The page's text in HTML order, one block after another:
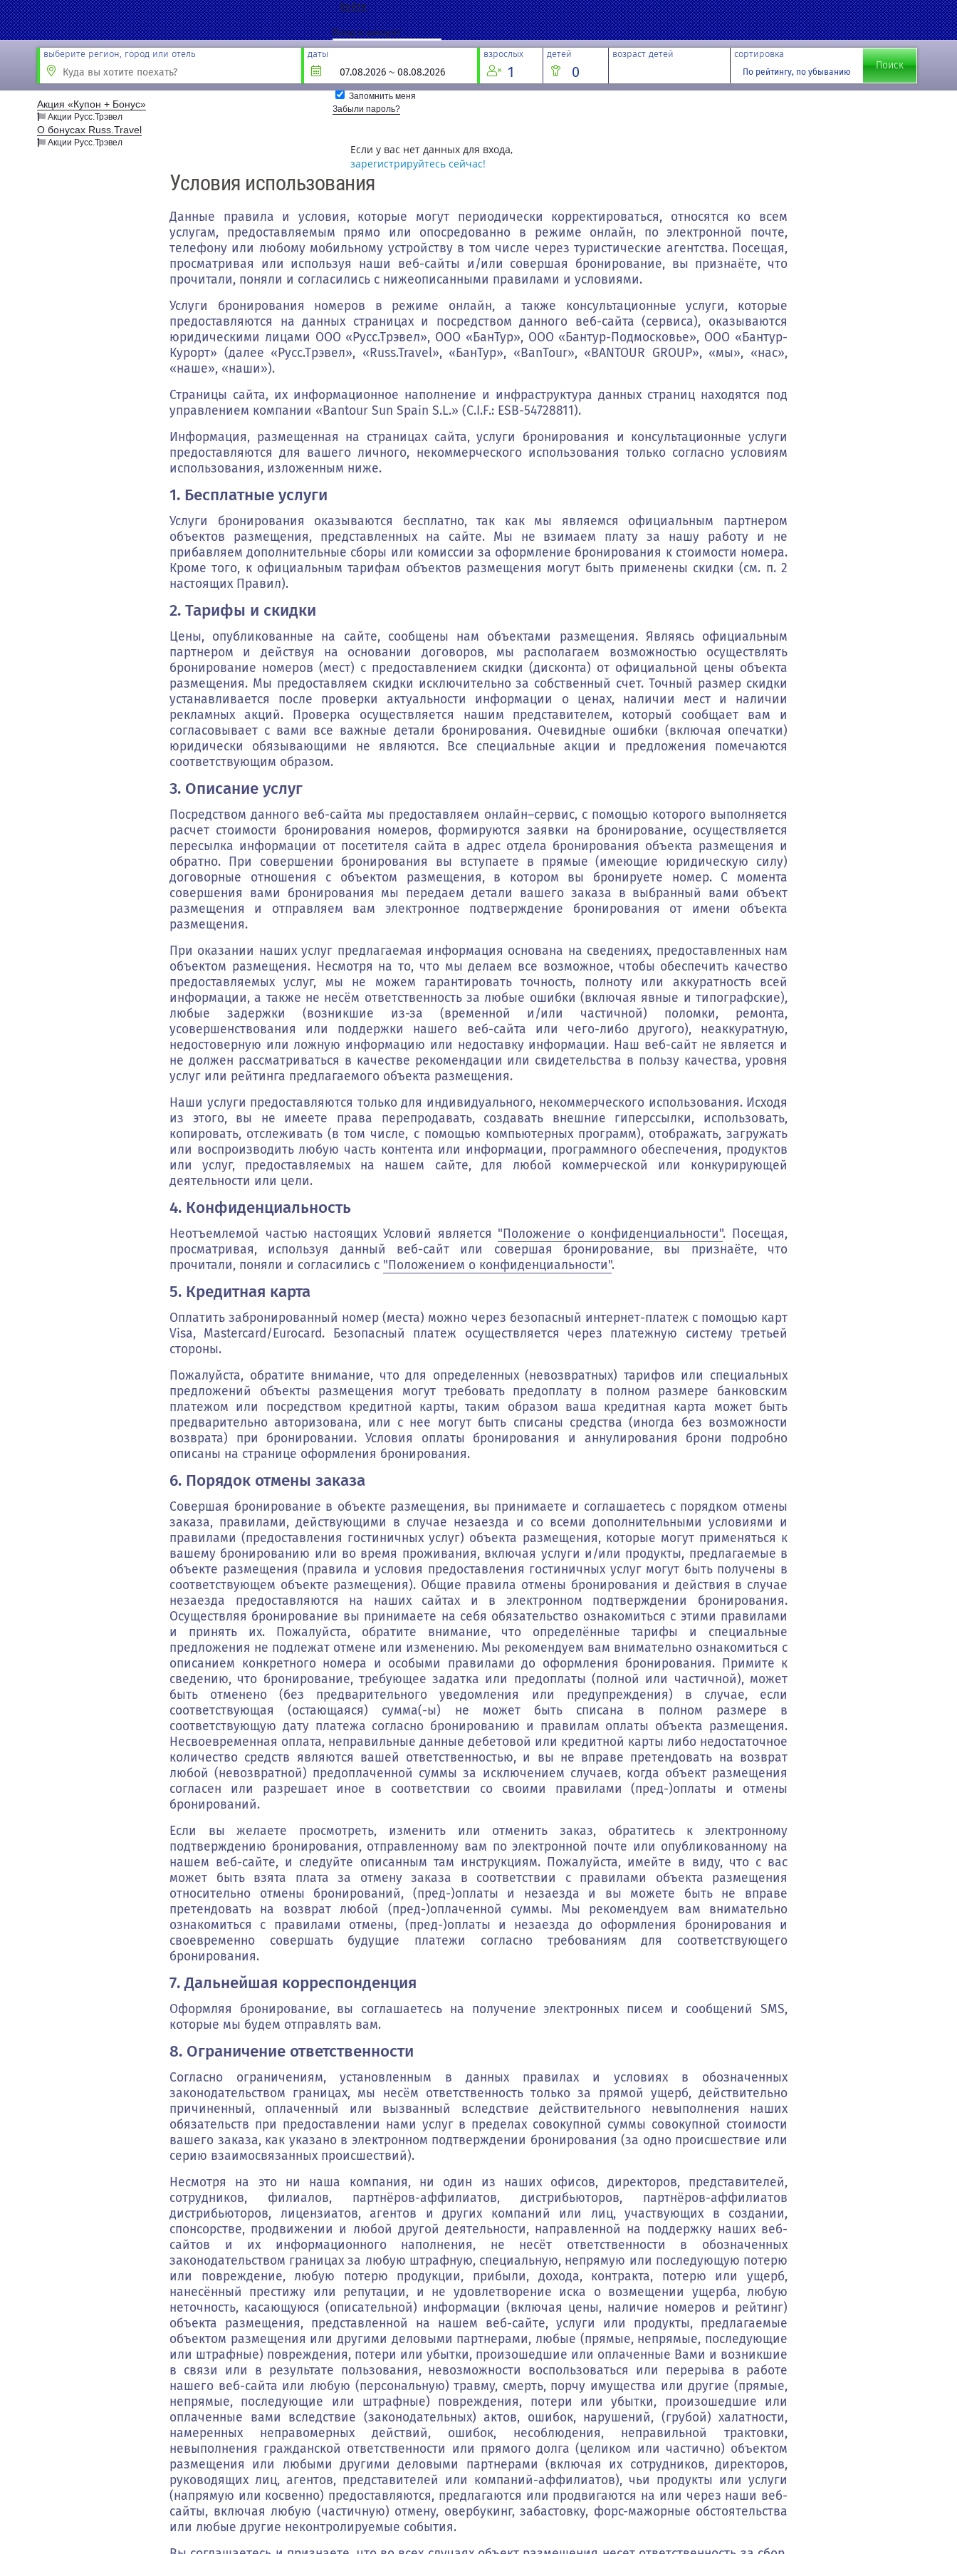
Направление
Партнёрам
Войти
Вход в аккаунт
Запомнить меня
Забыли пароль?
Если у вас нет данных для входа,
зарегистрируйтесь сейчас!
Регистрация
Восстановление пароля
Введите адрес электронной почты, указанный в параметрах вашей учетной записи. На этот адрес будет отправлено сообщение, содержащее
код подтверждения. После его получения вы сможете ввести новый пароль для вашей учетной записи.
Отправить
выберите регион, город или отель даты взрослых
1
детей
0
возраст детей сортировка
По рейтингу, по убыванию
Акция «Купон + Бонус»
Акции Русс.Трэвел
О бонусах Russ.Travel
Акции Русс.Трэвел
Условия использования
Данные правила и условия, которые могут периодически корректироваться, относятся ко всем
услугам, предоставляемым прямо или опосредованно в режиме онлайн, по электронной почте,
телефону или любому мобильному устройству в том числе через туристические агентства. Посещая,
просматривая или используя наши веб-сайты и/или совершая бронирование, вы признаёте, что
прочитали, поняли и согласились с нижеописанными правилами и условиями.
Услуги бронирования номеров в режиме онлайн, а также консультационные услуги, которые
предоставляются на данных страницах и посредством данного веб-сайта (сервиса), оказываются
юридическими лицами ООО «Русс.Трэвел», ООО «БанТур», ООО «Бантур-Подмосковье», ООО «Бантур-
Курорт» (далее «Русс.Трэвел», «Russ.Travel», «БанТур», «BanTour», «BANTOUR GROUP», «мы», «нас»,
«наше», «наши»).
Страницы сайта, их информационное наполнение и инфраструктура данных страниц находятся под
управлением компании «Bantour Sun Spain S.L.» (C.I.F.: ESB-54728811).
Информация, размещенная на страницах сайта, услуги бронирования и консультационные услуги
предоставляются для вашего личного, некоммерческого использования только согласно условиям
использования, изложенным ниже.
1. Бесплатные услуги
Услуги бронирования оказываются бесплатно, так как мы являемся официальным партнером
объектов размещения, представленных на сайте. Мы не взимаем плату за нашу работу и не
прибавляем дополнительные сборы или комиссии за оформление бронирования к стоимости номера.
Кроме того, к официальным тарифам объектов размещения могут быть применены скидки (см. п. 2
настоящих Правил).
2. Тарифы и скидки
Цены, опубликованные на сайте, сообщены нам объектами размещения. Являясь официальным
партнером и действуя на основании договоров, мы располагаем возможностью осуществлять
бронирование номеров (мест) с предоставлением скидки (дисконта) от официальной цены объекта
размещения. Мы предоставляем скидки исключительно за собственный счет. Точный размер скидки
устанавливается после проверки актуальности информации о ценах, наличии мест и наличии
рекламных акций. Проверка осуществляется нашим представителем, который сообщает вам и
согласовывает с вами все важные детали бронирования. Очевидные ошибки (включая опечатки)
юридически обязывающими не являются. Все специальные акции и предложения помечаются
соответствующим образом.
3. Описание услуг
Посредством данного веб-сайта мы предоставляем онлайн–сервис, с помощью которого выполняется
расчет стоимости бронирования номеров, формируются заявки на бронирование, осуществляется
пересылка информации от посетителя сайта в адрес отдела бронирования объекта размещения и
обратно. При совершении бронирования вы вступаете в прямые (имеющие юридическую силу)
договорные отношения с объектом размещения, в котором вы бронируете номер. С момента
совершения вами бронирования мы передаем детали вашего заказа в выбранный вами объект
размещения и отправляем вам электронное подтверждение бронирования от имени объекта
размещения.
При оказании наших услуг предлагаемая информация основана на сведениях, предоставленных нам
объектом размещения. Несмотря на то, что мы делаем все возможное, чтобы обеспечить качество
предоставляемых услуг, мы не можем гарантировать точность, полноту или аккуратность всей
информации, а также не несём ответственность за любые ошибки (включая явные и типографские),
любые задержки (возникшие из-за (временной и/или частичной) поломки, ремонта,
усовершенствования или поддержки нашего веб-сайта или чего-либо другого), неаккуратную,
недостоверную или ложную информацию или недоставку информации. Наш веб-сайт не является и
не должен рассматриваться в качестве рекомендации или свидетельства в пользу качества, уровня
услуг или рейтинга предлагаемого объекта размещения.
Наши услуги предоставляются только для индивидуального, некоммерческого использования. Исходя
из этого, вы не имеете права перепродавать, создавать внешние гиперссылки, использовать,
копировать, отслеживать (в том числе, с помощью компьютерных программ), отображать, загружать
или воспроизводить любую часть контента или информации, программного обеспечения, продуктов
или услуг, предоставляемых на нашем сайте, для любой коммерческой или конкурирующей
деятельности или цели.
4. Конфиденциальность
Неотъемлемой частью настоящих Условий является "Положение о конфиденциальности". Посещая,
просматривая, используя данный веб-сайт или совершая бронирование, вы признаёте, что
прочитали, поняли и согласились с "Положением о конфиденциальности".
5. Кредитная карта
Оплатить забронированный номер (места) можно через безопасный интернет-платеж с помощью карт
Visa, Mastercard/Eurocard. Безопасный платеж осуществляется через платежную систему третьей
стороны.
Пожалуйста, обратите внимание, что для определенных (невозвратных) тарифов или специальных
предложений объекты размещения могут требовать предоплату в полном размере банковским
платежом или посредством кредитной карты, таким образом ваша кредитная карта может быть
предварительно авторизована, или с нее могут быть списаны средства (иногда без возможности
возврата) при бронировании. Условия оплаты бронирования и аннулирования брони подробно
описаны на странице оформления бронирования.
6. Порядок отмены заказа
Совершая бронирование в объекте размещения, вы принимаете и соглашаетесь с порядком отмены
заказа, правилами, действующими в случае незаезда и со всеми дополнительными условиями и
правилами (предоставления гостиничных услуг) объекта размещения, которые могут применяться к
вашему бронированию или во время проживания, включая услуги и/или продукты, предлагаемые в
объекте размещения (правила и условия предоставления гостиничных услуг могут быть получены в
соответствующем объекте размещения). Общие правила отмены бронирования и действия в случае
незаезда предоставляются на наших сайтах и в электронном подтверждении бронирования.
Осуществляя бронирование вы принимаете на себя обязательство ознакомиться с этими правилами
и принять их. Пожалуйста, обратите внимание, что определённые тарифы и специальные
предложения не подлежат отмене или изменению. Мы рекомендуем вам внимательно ознакомиться с
описанием конкретного номера и особыми правилами до оформления бронирования. Примите к
сведению, что бронирование, требующее задатка или предоплаты (полной или частичной), может
быть отменено (без предварительного уведомления или предупреждения) в случае, если
соответствующая (остающаяся) сумма(-ы) не может быть списана в полном размере в
соответствующую дату платежа согласно бронированию и правилам оплаты объекта размещения.
Несвоевременная оплата, неправильные данные дебетовой или кредитной карты либо недостаточное
количество средств являются вашей ответственностью, и вы не вправе претендовать на возврат
любой (невозвратной) предоплаченной суммы за исключением случаев, когда объект размещения
согласен или разрешает иное в соответствии со своими правилами (пред-)оплаты и отмены
бронирований.
Если вы желаете просмотреть, изменить или отменить заказ, обратитесь к электронному
подтверждению бронирования, отправленному вам по электронной почте или опубликованному на
нашем веб-сайте, и следуйте описанным там инструкциям. Пожалуйста, имейте в виду, что с вас
может быть взята плата за отмену заказа в соответствии с правилами объекта размещения
относительно отмены бронирований, (пред-)оплаты и незаезда и вы можете быть не вправе
претендовать на возврат любой (пред-)оплаченной суммы. Мы рекомендуем вам внимательно
ознакомиться с правилами отмены, (пред-)оплаты и незаезда до оформления бронирования и
своевременно совершать будущие платежи согласно требованиям для соответствующего
бронирования.
7. Дальнейшая корреспонденция
Оформляя бронирование, вы соглашаетесь на получение электронных писем и сообщений SMS,
которые мы будем отправлять вам.
8. Ограничение ответственности
Согласно ограничениям, установленным в данных правилах и условиях в обозначенных
законодательством границах, мы несём ответственность только за прямой ущерб, действительно
причиненный, оплаченный или вызванный вследствие действительного невыполнения наших
обязательств при предоставлении нами услуг в пределах совокупной суммы совокупной стоимости
вашего заказа, как указано в электронном подтверждении бронирования (за одно происшествие или
серию взаимосвязанных происшествий).
Несмотря на это ни наша компания, ни один из наших офисов, директоров, представителей,
сотрудников, филиалов, партнёров-аффилиатов, дистрибьюторов, партнёров-аффилиатов
дистрибьюторов, лицензиатов, агентов и других компаний или лиц, участвующих в создании,
спонсорстве, продвижении и любой другой деятельности, направленной на поддержку наших веб-
сайтов и их информационного наполнения, не несёт ответственности в обозначенных
законодательством границах за любую штрафную, специальную, непрямую или последующую потерю
или повреждение, любую потерю продукции, прибыли, дохода, контракта, потерю или ущерб,
нанесённый престижу или репутации, и не удовлетворение иска о возмещении ущерба, любую
неточность, касающуюся (описательной) информации (включая цены, наличие номеров и рейтинг)
объекта размещения, представленной на нашем веб-сайте, услуги или продукты, предлагаемые
объектом размещения или другими деловыми партнерами, любые (прямые, непрямые, последующие
или штрафные) повреждения, потери или убытки, произошедшие или оплаченные Вами и возникшие
в связи или в результате пользования, невозможности воспользоваться или перерыва в работе
нашего веб-сайта или любую (персональную) травму, смерть, порчу имущества или другие (прямые,
непрямые, последующие или штрафные) повреждения, потери или убытки, произошедшие или
оплаченные вами вследствие (законодательных) актов, ошибок, нарушений, (грубой) халатности,
намеренных неправомерных действий, ошибок, несоблюдения, неправильной трактовки,
невыполнения гражданской ответственности или прямого долга (целиком или частично) объектом
размещения или любыми другими деловыми партнерами (включая их сотрудников, директоров,
руководящих лиц, агентов, представителей или компаний-аффилиатов), чьи продукты или услуги
(напрямую или косвенно) предоставляются, предлагаются или продвигаются на или через наши веб-
сайты, включая любую (частичную) отмену, овербукинг, забастовку, форс-мажорные обстоятельства
или любые другие неконтролируемые события.